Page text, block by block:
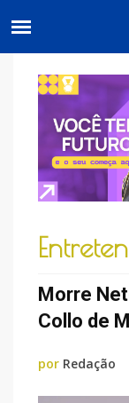
Morre
Collo de
por Redação